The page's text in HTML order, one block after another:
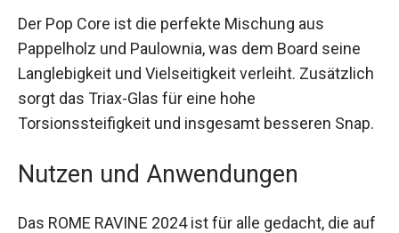
Pappelholz und Paulownia, was dem Board seine
Langlebigkeit und Vielseitigkeit verleiht.
Zusätzlich sorgt das Triax-Glas für eine hohe
Torsionssteifigkeit und insgesamt besseren
Snap.
Nutzen und Anwendungen
Das ROME RAVINE 2024 ist für alle gedacht, die